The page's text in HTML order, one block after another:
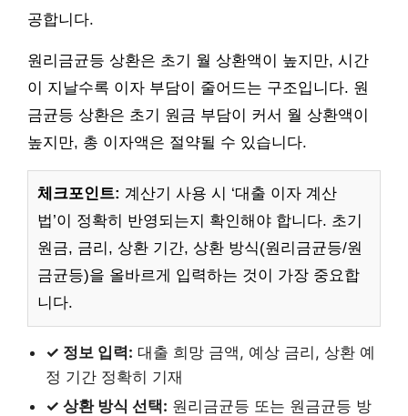
공합니다.
원리금균등 상환은 초기 월 상환액이 높지만, 시간
이 지날수록 이자 부담이 줄어드는 구조입니다. 원
금균등 상환은 초기 원금 부담이 커서 월 상환액이
높지만, 총 이자액은 절약될 수 있습니다.
체크포인트: 계산기 사용 시 ‘대출 이자 계산
법’이 정확히 반영되는지 확인해야 합니다. 초기
원금, 금리, 상환 기간, 상환 방식(원리금균등/원
금균등)을 올바르게 입력하는 것이 가장 중요합
니다.
✓ 정보 입력: 대출 희망 금액, 예상 금리, 상환 예
정 기간 정확히 기재
✓ 상환 방식 선택: 원리금균등 또는 원금균등 방